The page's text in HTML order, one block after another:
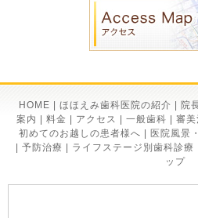
HOME ほほえみ歯科医院の紹介 院
案内
料金 アクセス 一般歯科 審美
初めてのお越しの患者様へ
医院風景
予防治療 ライフステージ別歯科診療
ップ